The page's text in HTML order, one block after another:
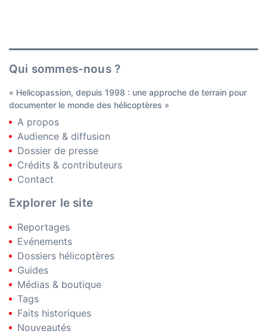
Qui sommes-nous ?
« Helicopassion, depuis 1998 : une approche de terrain pour
documenter le monde des hélicoptères »
A propos
Audience & diffusion
Dossier de presse
Crédits & contributeurs
Contact
Explorer le site
Reportages
Evénements
Dossiers hélicoptères
Guides
Médias & boutique
Tags
Faits historiques
Nouveautés